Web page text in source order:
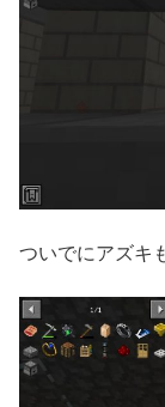
ついでにアズキ